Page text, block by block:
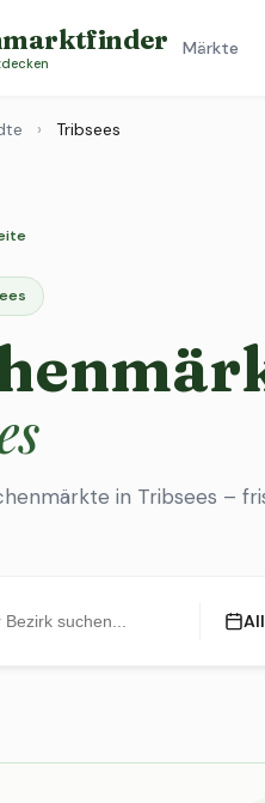
Märkte
› Tribsees
in Tribsees –